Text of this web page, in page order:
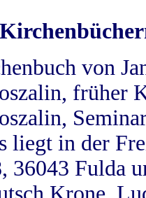
von
früher
liegt in der
36043 Fulda